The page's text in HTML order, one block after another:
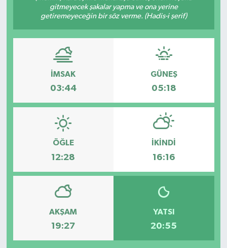
gitmeyecek şakalar yapma ve ona yerine
getiremeyeceğin bir söz verme. (Hadis-i şerif)
İMSAK
03:44
GÜNEŞ
05:18
ÖĞLE
12:28
İKINDI
16:16
AKŞAM
19:27
YATSI
20:55
ÖZEL HABER
RESMİ REKLAM